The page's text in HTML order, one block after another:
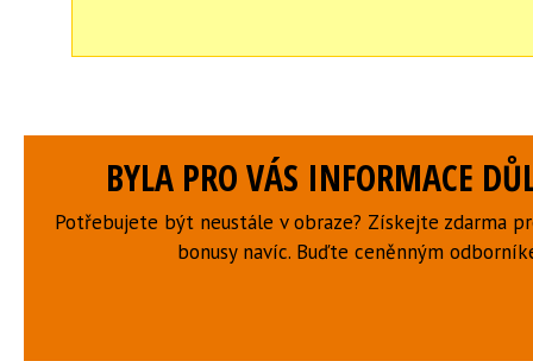
BYLA PRO VÁS INFORMACE
Potřebujete být neustále v obraze? Získejte zdarma
bonusy navíc. Buďte ceněnným